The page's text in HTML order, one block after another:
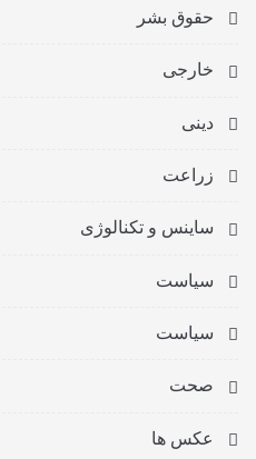
حقوق بشر
خارجی
دینی
زراعت
ساینس و تکنالوژی
سیاست
سیاست
صحت
عکس ها